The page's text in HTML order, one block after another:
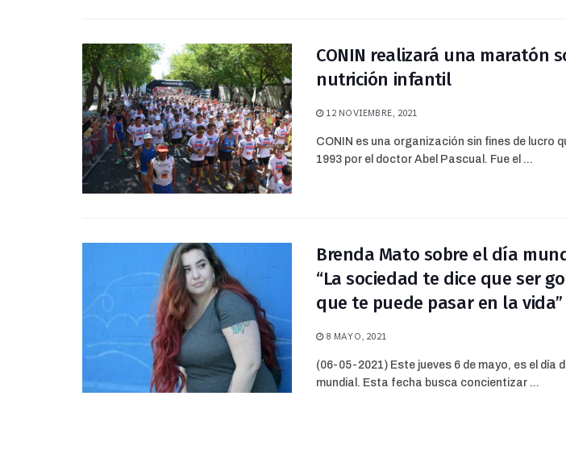
CONIN realizará una maratón
nutrición infantil
12 NOVIEMBRE, 2021
CONIN es una organización sin fines de lucro
1993 por el doctor Abel Pascual. Fue el ...
Brenda Mato sobre el día
“La sociedad te dice que ser
que te puede pasar en la vida”
8 MAYO, 2021
(06-05-2021) Este jueves 6 de mayo, es el día
mundial. Esta fecha busca concientizar ...